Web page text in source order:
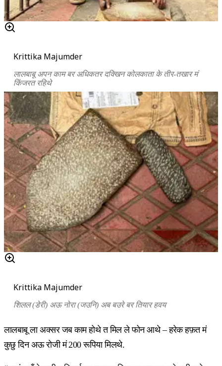
Krittika Majumder
लालबाबू अपन काम बर अधिकतर दक्खिन कोलकाता के तीर-तखार मं
किंजरत रहिथे
Krittika Majumder
शिलल (डेरी) अऊ नोरा (जउनि) अब बउरे बर तियार हवय
लालबाबू ला अक्सर जब काम होथे त मिल ले फोन आथे – हरेक हफ़त मं
कुछु दिन अऊ रोजी मं 200 रूपिया मिलथे.